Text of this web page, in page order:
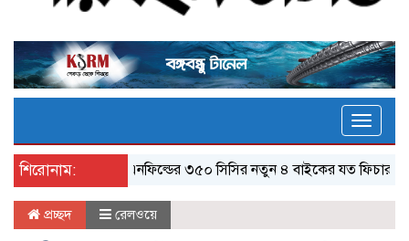
Toggle
শিরোনাম:র‌য়্যাল এনফিল্ডের ৩৫০ সিসির নতুন ৪ বাইকের যত ফিচার
প্রচ্ছদ রেলওয়ে